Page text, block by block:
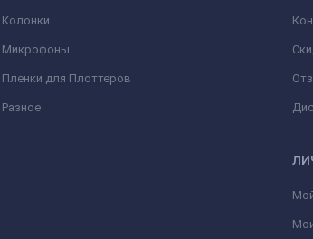
Колонки
Микрофоны
Пленки для Плоттеров
Разное